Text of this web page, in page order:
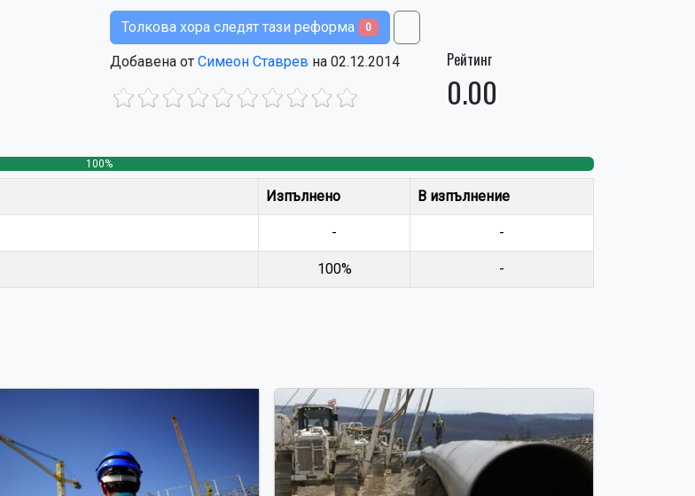
Толкова хора следят тази реформа 0
Добавена от Симеон Ставрев на 02.12.2014 Рейтинг
0.00
100%
Изпълнено В изпълнение
- -
100% -